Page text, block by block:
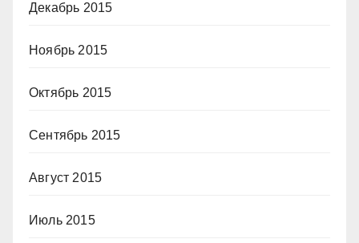
Декабрь 2015
Ноябрь 2015
Октябрь 2015
Сентябрь 2015
Август 2015
Июль 2015